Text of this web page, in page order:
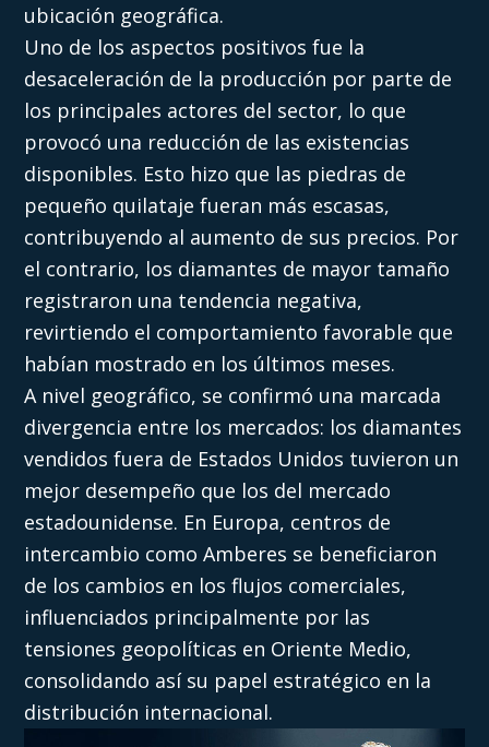
ubicación geográfica.
Uno de los aspectos positivos fue la
desaceleración de la producción por parte de
los principales actores del sector, lo que
provocó una reducción de las existencias
disponibles. Esto hizo que las piedras de
pequeño quilataje fueran más escasas,
contribuyendo al aumento de sus precios. Por
el contrario, los diamantes de mayor tamaño
registraron una tendencia negativa,
revirtiendo el comportamiento favorable que
habían mostrado en los últimos meses.
A nivel geográfico, se confirmó una marcada
divergencia entre los mercados: los diamantes
vendidos fuera de Estados Unidos tuvieron un
mejor desempeño que los del mercado
estadounidense. En Europa, centros de
intercambio como Amberes se beneficiaron
de los cambios en los flujos comerciales,
influenciados principalmente por las
tensiones geopolíticas en Oriente Medio,
consolidando así su papel estratégico en la
distribución internacional.